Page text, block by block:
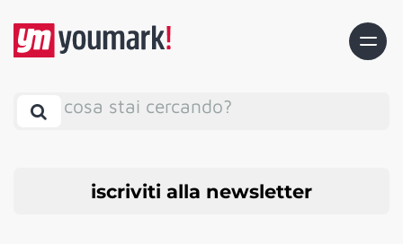
cosa stai cercando?
iscriviti alla newsletter